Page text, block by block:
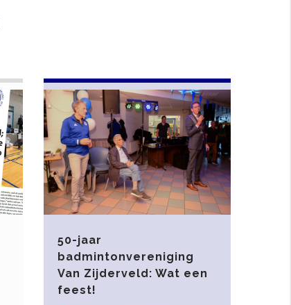
50-jaar
badmintonvereniging
Van Zijderveld: Wat een
feest!